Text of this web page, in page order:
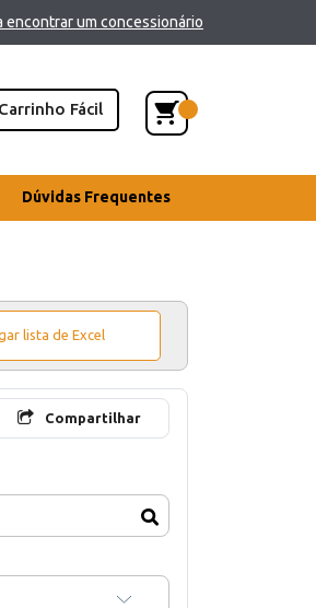
encontrar um concessionário
Carrinho Fácil
Dúvidas Frequentes
lista de Excel
Compartilhar